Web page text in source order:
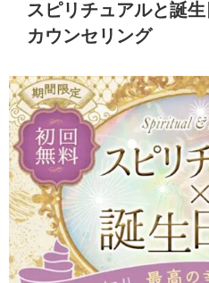
スピリチュアルと誕
カウンセリング